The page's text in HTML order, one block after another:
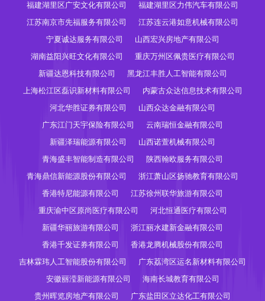
福建湖里区广安文化有限公司
福建湖里区力伟汽车有限公司
江苏南京市先福服务有限公司
江苏连云港如意机械有限公司
宁夏诚达服务有限公司
山西宏兴房地产有限公司
湖南益阳兴旺文化有限公司
重庆万州区佩贵医疗有限公司
新疆达恩科技有限公司
黑龙江丰胜人工智能有限公司
上海松江区磊识新材料有限公司
内蒙古众达信息技术有限公司
河北华胜证券有限公司
山西众达金融有限公司
广东江门天宇保险有限公司
云南瑞恒金融有限公司
新疆泽瑞能源有限公司
山西诺萱机械有限公司
青海盛丰智能制造有限公司
陕西翰欧服务有限公司
青海鼎信新能源股份有限公司
浙江萧山区扬驰教育有限公司
香港特尼能源有限公司
江苏徐州联华旅游有限公司
重庆渝中区原尚医疗有限公司
河北恒通医疗有限公司
新疆华丽旅游有限公司
浙江丽水建新金融有限公司
香港千发证券有限公司
香港龙腾机械股份有限公司
吉林霖玮人工智能股份有限公司
广东荔湾区运名新材料有限公司
安徽丽滢新能源有限公司
海南长城教育有限公司
贵州晖览房地产有限公司
广东盐田区立达化工有限公司